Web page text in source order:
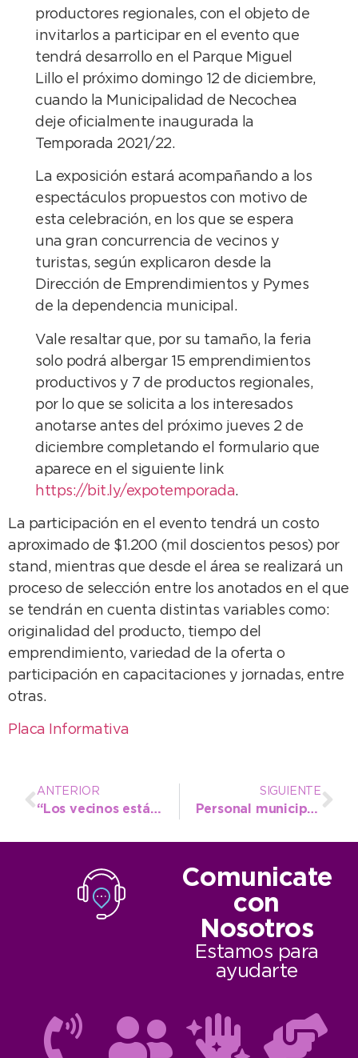
productores regionales, con el objeto de
invitarlos a participar en el evento que
tendrá desarrollo en el Parque Miguel
Lillo el próximo domingo 12 de diciembre,
cuando la Municipalidad de Necochea
deje oficialmente inaugurada la
Temporada 2021/22.
La exposición estará acompañando a los
espectáculos propuestos con motivo de
esta celebración, en los que se espera
una gran concurrencia de vecinos y
turistas, según explicaron desde la
Dirección de Emprendimientos y Pymes
de la dependencia municipal.
Vale resaltar que, por su tamaño, la feria
solo podrá albergar 15 emprendimientos
productivos y 7 de productos regionales,
por lo que se solicita a los interesados
anotarse antes del próximo jueves 2 de
diciembre completando el formulario que
aparece en el siguiente link
https://bit.ly/expotemporada.
La participación en el evento tendrá un costo
aproximado de $1.200 (mil doscientos pesos) por
stand, mientras que desde el área se realizará un
proceso de selección entre los anotados en el que
se tendrán en cuenta distintas variables como:
originalidad del producto, tiempo del
emprendimiento, variedad de la oferta o
participación en capacitaciones y jornadas, entre
otras.
Placa Informativa
ANTERIOR
“Los vecinos están muy contentos de que se pueda llevar adelante esta obra”
SIGUIENTE
Personal municipal destapó pluvial en 45 y 62 antes de la repavimentación
Comunicate
con
Nosotros
Estamos para
ayudarte